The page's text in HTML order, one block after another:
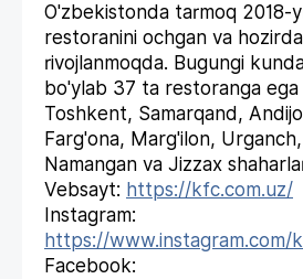
O'zbekistonda tarmoq 2018-
restoranini ochgan va
rivojlanmoqda. Bugungi
bo'ylab 37 ta restoranga
Toshkent, Samarqand,
Farg'ona, Marg'ilon,
Namangan va Jizzax
Vebsayt: https://kfc.com.uz/
Instagram:
https://www.instagram.com/
Facebook: